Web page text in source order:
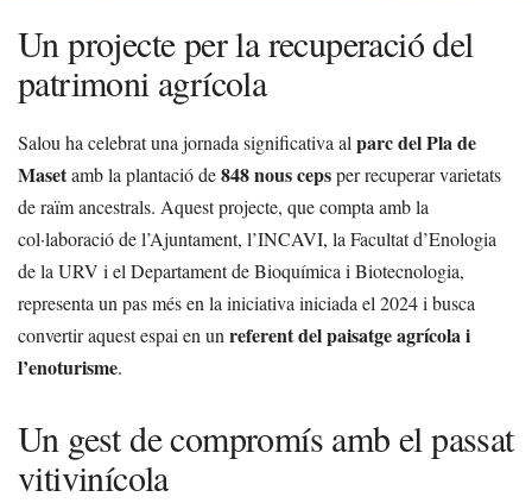
Un projecte per la recuperació del
patrimoni agrícola
Salou ha celebrat una jornada significativa alparc del Pla de
Masetamb la plantació de848 nous cepsper recuperar varietats
de raïm ancestrals. Aquest projecte, que compta amb la
col·laboració de l’Ajuntament, l’INCAVI, la Facultat d’Enologia
de la URV i el Departament de Bioquímica i Biotecnologia,
representa un pas més en la iniciativa iniciada el 2024 i busca
convertir aquest espai en unreferent del paisatge agrícola i
l’enoturisme.
Un gest de compromís amb el passat
vitivinícola